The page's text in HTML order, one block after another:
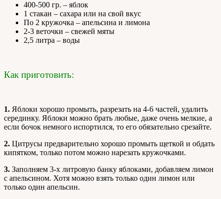
400-500 гр. – яблок
1 стакан – сахара или на свой вкус
По 2 кружочка – апельсина и лимона
2-3 веточки – свежей мяты
2,5 литра – воды
Как приготовить:
1. Яблоки хорошо промыть, разрезать на 4-6 частей, удалить
серединку. Яблоки можно брать любые, даже очень мелкие, а
если бочок немного испортился, то его обязательно срезайте.
2. Цитрусы предварительно хорошо промыть щеткой и обдать
кипятком, только потом можно нарезать кружочками.
3. Заполняем 3-х литровую банку яблоками, добавляем лимон
с апельсином. Хотя можно взять только один лимон или
только один апельсин.